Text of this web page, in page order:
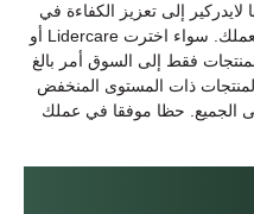
إلى تعزيز الكفاءة في
الحصول على منتجات تبييض الأسنان لعملك. سواء اخترت Lidercare أو
فقط إلى السوق أمر بالغ
ذات المستوى المنخفض
الجميع. حظا موفقا في عملك